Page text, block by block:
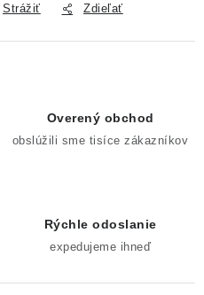
Strážiť Zdieľať
Overený obchod
obslúžili sme tisíce zákazníkov
Rýchle odoslanie
expedujeme ihneď